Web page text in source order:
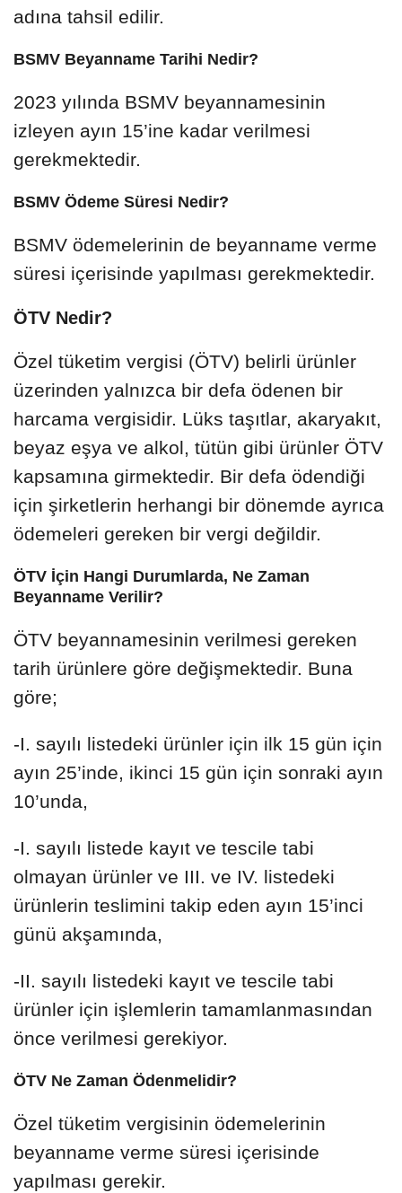
adına tahsil edilir.
BSMV Beyanname Tarihi Nedir?
2023 yılında BSMV beyannamesinin
izleyen ayın 15’ine kadar verilmesi
gerekmektedir.
BSMV Ödeme Süresi Nedir?
BSMV ödemelerinin de beyanname verme
süresi içerisinde yapılması gerekmektedir.
ÖTV Nedir?
Özel tüketim vergisi (ÖTV) belirli ürünler
üzerinden yalnızca bir defa ödenen bir
harcama vergisidir. Lüks taşıtlar, akaryakıt,
beyaz eşya ve alkol, tütün gibi ürünler ÖTV
kapsamına girmektedir. Bir defa ödendiği
için şirketlerin herhangi bir dönemde ayrıca
ödemeleri gereken bir vergi değildir.
ÖTV İçin Hangi Durumlarda, Ne Zaman
Beyanname Verilir?
ÖTV beyannamesinin verilmesi gereken
tarih ürünlere göre değişmektedir. Buna
göre;
-I. sayılı listedeki ürünler için ilk 15 gün için
ayın 25’inde, ikinci 15 gün için sonraki ayın
10’unda,
-I. sayılı listede kayıt ve tescile tabi
olmayan ürünler ve III. ve IV. listedeki
ürünlerin teslimini takip eden ayın 15’inci
günü akşamında,
-II. sayılı listedeki kayıt ve tescile tabi
ürünler için işlemlerin tamamlanmasından
önce verilmesi gerekiyor.
ÖTV Ne Zaman Ödenmelidir?
Özel tüketim vergisinin ödemelerinin
beyanname verme süresi içerisinde
yapılması gerekir.